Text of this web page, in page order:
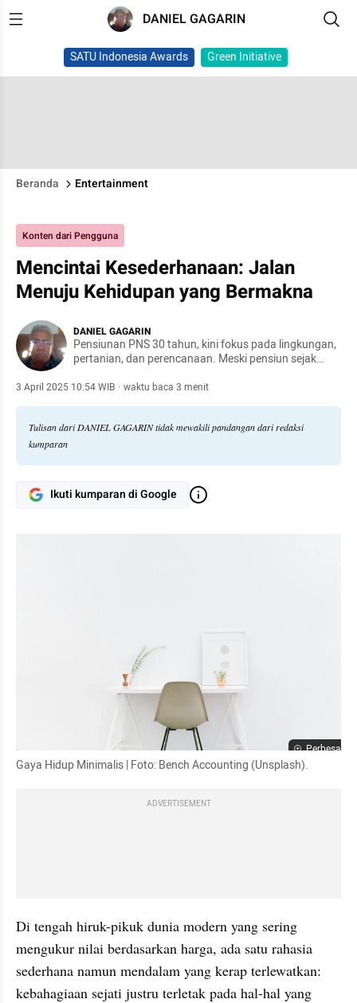
DANIEL GAGARIN
SATU Indonesia Awards Green Initiative
Beranda Entertainment
Konten dari Pengguna
Mencintai Kesederhanaan: Jalan
Menuju Kehidupan yang Bermakna
DANIEL GAGARIN
Pensiunan PNS 30 tahun, kini fokus pada lingkungan,
pertanian, dan perencanaan. Meski pensiun sejak
dan kesehatan mental tak pernah padam. Berdedikasi
3 April 2025 10:54 WIB · waktu baca 3 menit
Tulisan dari DANIEL GAGARIN tidak mewakili pandangan dari redaksi
kumparan
Ikuti kumparan di Google
Perbesar
Gaya Hidup Minimalis | Foto: Bench Accounting (Unsplash).
ADVERTISEMENT
Di tengah hiruk-pikuk dunia modern yang sering
mengukur nilai berdasarkan harga, ada satu rahasia
sederhana namun mendalam yang kerap terlewatkan:
kebahagiaan sejati justru terletak pada hal-hal yang